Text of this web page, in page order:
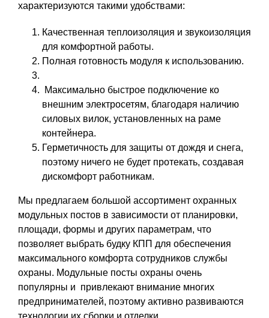
характеризуются такими удобствами:
Качественная теплоизоляция и звукоизоляция
для комфортной работы.
Полная готовность модуля к использованию.
Максимально быстрое подключение ко
внешним электросетям, благодаря наличию
силовых вилок, установленных на раме
контейнера.
Герметичность для защиты от дождя и снега,
поэтому ничего не будет протекать, создавая
дискомфорт работникам.
Мы предлагаем большой ассортимент охранных
модульных постов в зависимости от планировки,
площади, формы и других параметрам, что
позволяет выбрать будку КПП для обеспечения
максимального комфорта сотрудников службы
охраны. Модульные посты охраны очень
популярны и привлекают внимание многих
предпринимателей, поэтому активно развиваются